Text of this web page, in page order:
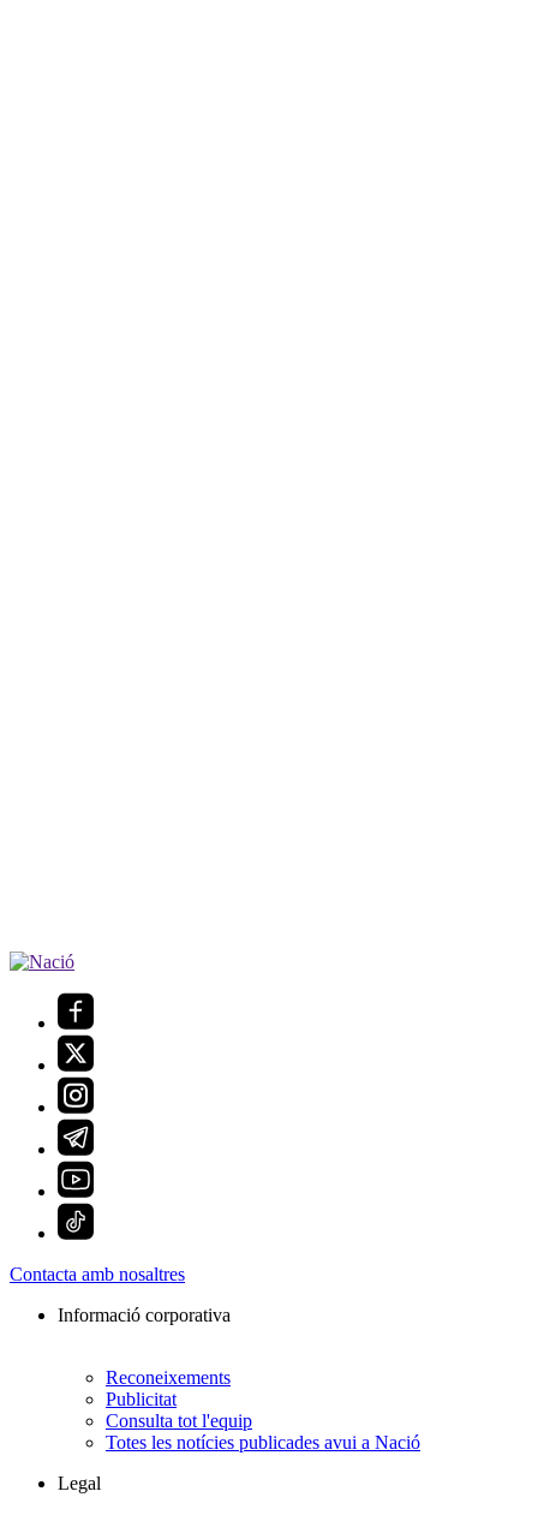
Contacta amb nosaltres
Informació corporativa
Reconeixements
Publicitat
Consulta tot l'equip
Totes les notícies publicades avui a Nació
Legal